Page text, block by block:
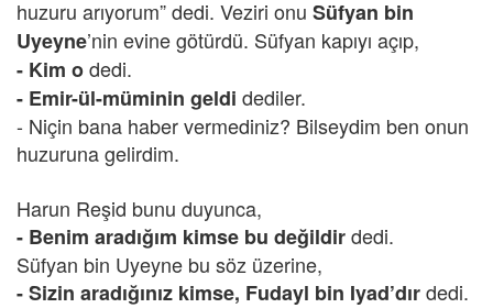
huzuru arıyorum” dedi. Veziri onu Süfyan bin
Uyeyne’nin evine götürdü. Süfyan kapıyı açıp,
- Kim odedi.
- Emir-ül-müminin geldi dediler.
- Niçin bana haber vermediniz? Bilseydim ben onun
huzuruna gelirdim.
Harun Reşid bunu duyunca,
- Benim aradığım kimse bu değildirdedi.
Süfyan bin Uyeyne bu söz üzerine,
- Sizin aradığınız kimse, Fudayl bin Iyad’dırdedi.